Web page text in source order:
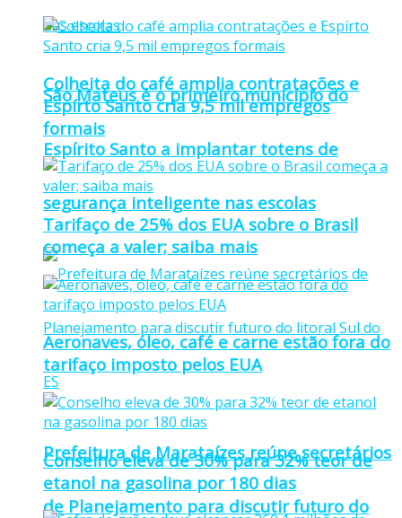
São Mateus é o primeiro município do
Espírito Santo a implantar totens de
segurança inteligente nas escolas
Prefeitura de Marataízes reúne secretários
de Planejamento para discutir futuro do
Colheita do café amplia contratações e
Espírto Santo cria 9,5 mil empregos
formais
Tarifaço de 25% dos EUA sobre o Brasil
começa a valer; saiba mais
Aeronaves, óleo, café e carne estão fora do
tarifaço imposto pelos EUA
Conselho eleva de 30% para 32% teor de
etanol na gasolina por 180 dias